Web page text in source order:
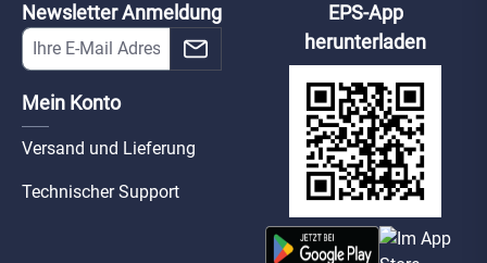
Newsletter Anmeldung
Mein Konto
Versand und Lieferung
Technischer Support
EPS-App
herunterladen